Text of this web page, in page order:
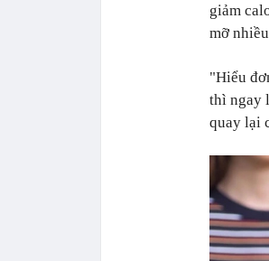
giảm
mỡ
"Hiểu
thì ngay
quay lại